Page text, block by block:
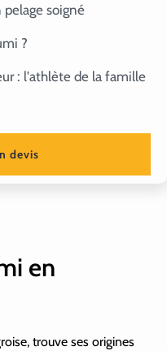
soigné
?
: l'athlète de la famille
devis
en
trouve ses origines